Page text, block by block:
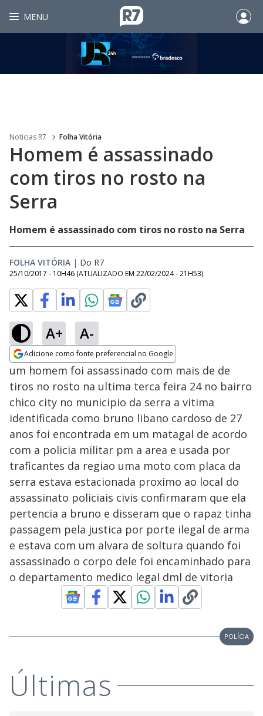
MENU
Noticias R7 Folha Vitória
Homem é assassinado
com tiros no rosto na
Serra
Homem é assassinado com tiros no rosto na Serra
FOLHA VITÓRIA | Do R7
25/10/2017 - 10H46 (ATUALIZADO EM 22/02/2024 - 21H53)
A+ A-
Adicione como fonte preferencial no Google
Opens in new window
um homem foi assassinado com mais de de
tiros no rosto na ultima terca feira 24 no bairro
chico city no municipio da serra a vitima
identificada como bruno libano cardoso de 27
anos foi encontrada em um matagal de acordo
com a policia militar pm a area e usada por
traficantes da regiao uma moto com placa da
serra estava estacionada proximo ao local do
assassinato policiais civis confirmaram que ela
pertencia a bruno e disseram que o rapaz tinha
passagem pela justica por porte ilegal de arma
e estava com um alvara de soltura quando foi
assassinado o corpo dele foi encaminhado para
o departamento medico legal dml de vitoria
POLÍCIA
Últimas